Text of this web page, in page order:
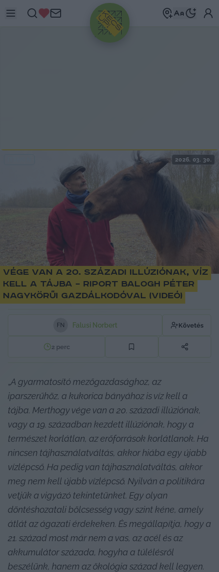
HIRDETÉS
2026. 03. 30.
Vége van a 20. századi illúziónak, víz
kell a tájba – riport Balogh Péter
nagykörűi gazdálkodóval (videó)
FN Falusi Norbert Követés
2 perc
„A gyarmatosító mezőgazdasághoz, az
iparszerűhöz, a kukorica bányához is víz kell a
tájba. Merthogy vége van a 20. századi illúziónak,
vagy a 19. században kezdett illúziónak, hogy a
természet korlátlan, az erőforrások korlátlanok. Ha
nincsen tájhasználatváltás, akkor hiába egy újabb
vízlépcső. Ha pedig van tájhasználatváltás, akkor
meg nem kell újabb vízlépcső. Nyilván a politikára
vetjük a vigyázó tekintetünket. Egy olyan
döntéshozatali bölcsesség vagy szint kéne, amely
átlát az ágazati érdekeken. És megállapítja, hogy a
21. század most már nem a vas, az acél és az
akkumulátor százada, hogyha a túlélésről
beszélünk, hanem az ökológia század kell legyen.